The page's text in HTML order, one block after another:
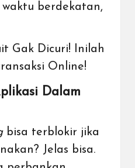
berdekatan,
Gak Dicuri! Inilah
Online!
Dalam
bisa terblokir jika
Jelas bisa.